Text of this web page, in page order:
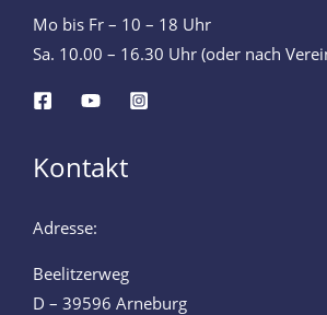
Mo bis Fr – 10 – 18 Uhr
Sa. 10.00 – 16.30 Uhr (oder nach
Kontakt
Adresse:
Beelitzerweg
D – 39596 Arneburg